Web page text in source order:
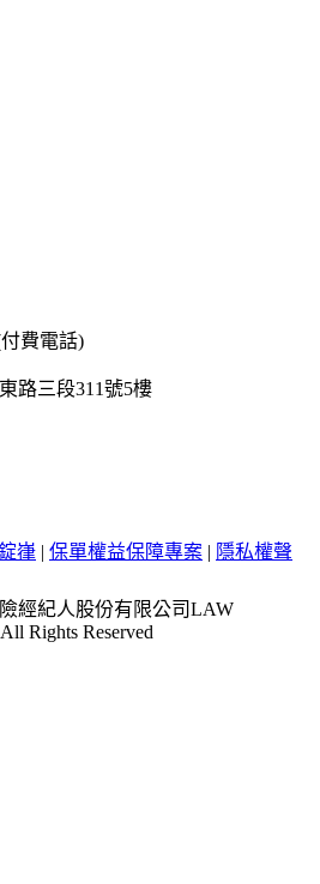
費電話)
路三段311號5樓
嵂 | 保單權益保障專案 | 隱私權聲
經紀人股份有限公司LAW
Rights Reserved